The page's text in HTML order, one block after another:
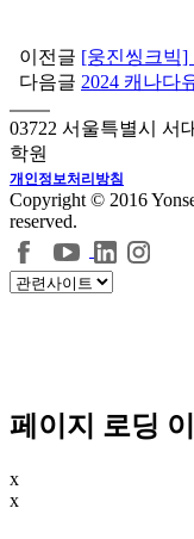
이전글 [웅진씽크빅]
다음글 2024 캐나다
03722 서울특별시 서
학원
개인정보처리방침
Copyright © 2016
reserved.
페이지 로딩
x
x